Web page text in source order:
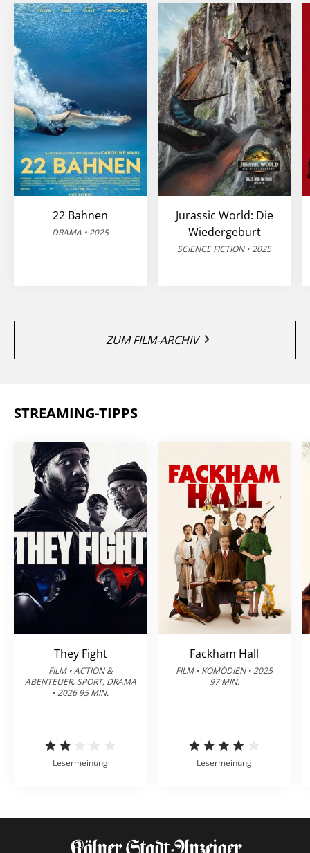
22 Bahnen
DRAMA • 2025
Jurassic World: Die
Wiedergeburt
SCIENCE FICTION • 2025
ZUM FILM-ARCHIV
STREAMING-TIPPS
They Fight
FILM • ACTION &
ABENTEUER, SPORT, DRAMA
• 2026 95 MIN.
Lesermeinung
Fackham Hall
FILM • KOMÖDIEN • 2025
97 MIN.
Lesermeinung